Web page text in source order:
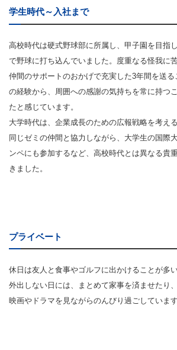
学生時代～入社まで
高校時代は硬式野球部に所属し、甲子園を目指
で野球に打ち込んでいました。度重なる怪我に
仲間のサポートのおかげで充実した3年間を送る
の経験から、周囲への感謝の気持ちを常に持つ
たと感じています。
大学時代は、企業成長のための広報戦略を考え
同じゼミの仲間と協力しながら、大学生の国際
ンペにも参加するなど、高校時代とは異なる貴
きました。
プライベート
休日は友人と食事やゴルフに出かけることが多い
外出しない日には、まとめて家事を済ませたり
映画やドラマを見ながらのんびり過ごしています